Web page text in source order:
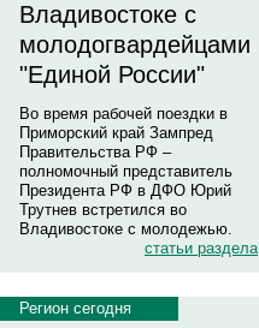
Владивостоке с
молодогвардейцами
"Единой России"
Во время рабочей поездки в
Приморский край Зампред
Правительства РФ –
полномочный представитель
Президента РФ в ДФО Юрий
Трутнев встретился во
Владивостоке с молодежью.
статьи раздела
Регион сегодня